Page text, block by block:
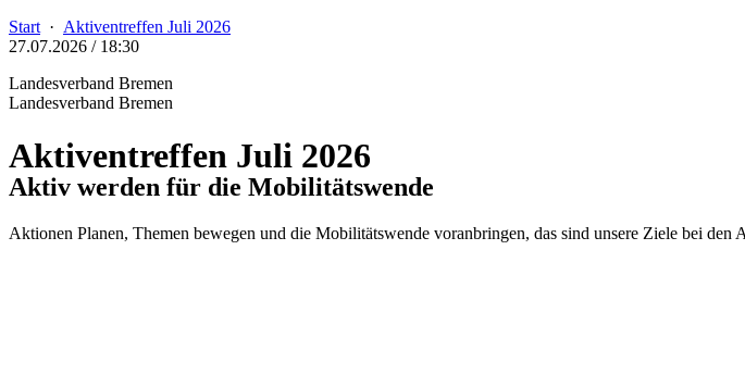
Start · Aktiventreffen Juli 2026
27.07.2026 / 18:30
Landesverband Bremen
Landesverband Bremen
Aktiventreffen Juli 2026
Aktiv werden für die Mobilitätswende
Aktionen Planen, Themen bewegen und die Mobilitätswende voranbringen, das sind unsere Ziele bei den